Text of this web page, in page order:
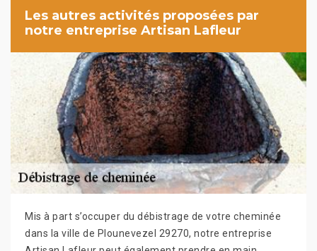
Les autres activités proposées par
notre entreprise Artisan Lafleur
Mis à part s’occuper du débistrage de votre cheminée
dans la ville de Plounevezel 29270, notre entreprise